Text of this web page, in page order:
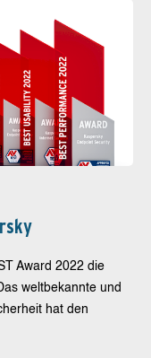
Award 2022 die
weltbekannte und
hat den